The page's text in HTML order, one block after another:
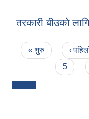
तरकारी बीउको
Pages
« शुरु ‹
5